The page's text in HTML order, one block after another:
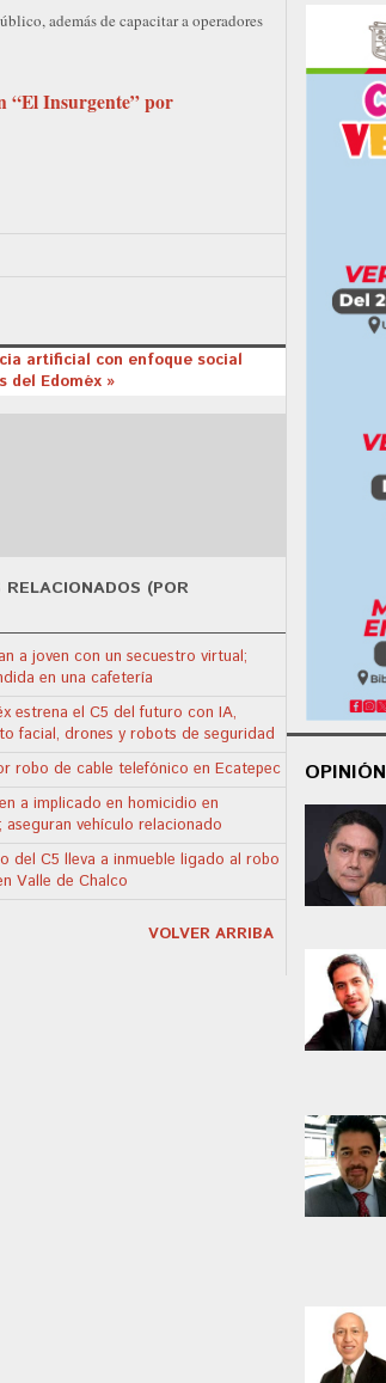
además de capacitar a operadores
“El Insurgente” por
artificial con enfoque social
del Edoméx »
(POR
a joven con un secuestro virtual;
en una cafetería
estrena el C5 del futuro con IA,
facial, drones y robots de seguridad
robo de cable telefónico en Ecatepec
a implicado en homicidio en
aseguran vehículo relacionado
del C5 lleva a inmueble ligado al robo
Valle de Chalco
VOLVER ARRIBA
OPINIÓN